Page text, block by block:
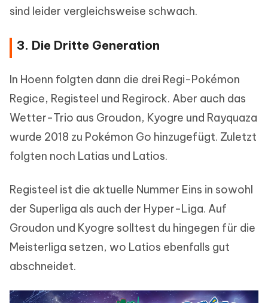
sind leider vergleichsweise schwach.
3. Die Dritte Generation
In Hoenn folgten dann die drei Regi-Pokémon
Regice, Registeel und Regirock. Aber auch das
Wetter-Trio aus Groudon, Kyogre und Rayquaza
wurde 2018 zu Pokémon Go hinzugefügt. Zuletzt
folgten noch Latias und Latios.
Registeel ist die aktuelle Nummer Eins in sowohl
der Superliga als auch der Hyper-Liga. Auf
Groudon und Kyogre solltest du hingegen für die
Meisterliga setzen, wo Latios ebenfalls gut
abschneidet.